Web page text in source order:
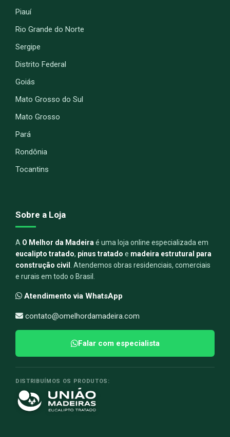
Piauí
Rio Grande do Norte
Sergipe
Distrito Federal
Goiás
Mato Grosso do Sul
Mato Grosso
Pará
Rondônia
Tocantins
Sobre a Loja
A O Melhor da Madeira é uma loja online especializada em
eucalipto tratado, pinus tratado e madeira estrutural para
construção civil
. Atendemos obras residenciais, comerciais
e rurais em todo o Brasil.
Atendimento via WhatsApp
contato@omelhordamadeira.com
Falar com especialista
DISTRIBUÍMOS OS PRODUTOS: